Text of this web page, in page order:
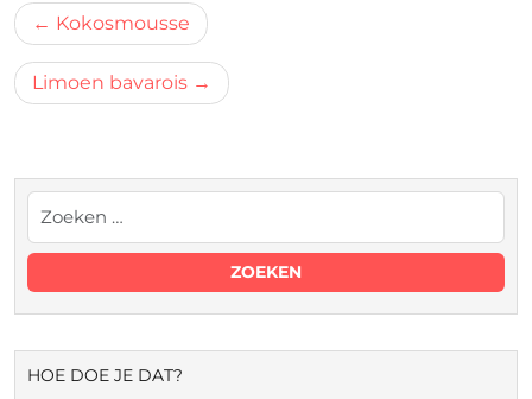
Bericht
navigatie
Kokosmousse
Limoen bavarois
HOE DOE JE DAT?